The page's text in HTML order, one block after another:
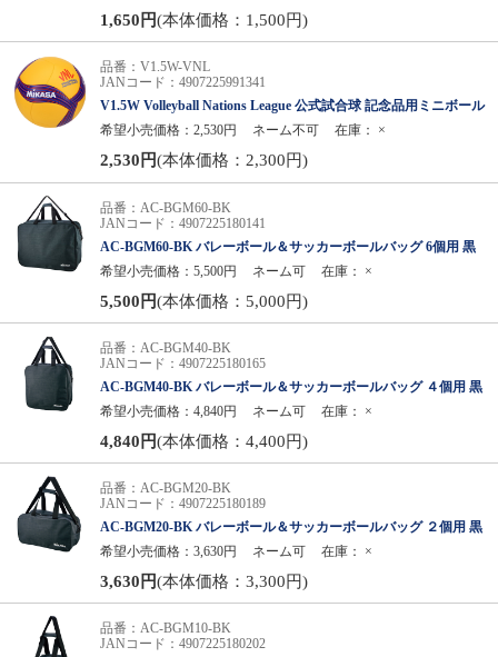
1,650円(本体価格：1,500円)
品番：V1.5W-VNL
JANコード：4907225991341
V1.5W Volleyball Nations League 公式試合球 記念品用ミニボール
希望小売価格：2,530円
ネーム不可 在庫： ×
2,530円(本体価格：2,300円)
品番：AC-BGM60-BK
JANコード：4907225180141
AC-BGM60-BK バレーボール＆サッカーボールバッグ 6個用 黒
希望小売価格：5,500円
ネーム可 在庫： ×
5,500円(本体価格：5,000円)
品番：AC-BGM40-BK
JANコード：4907225180165
AC-BGM40-BK バレーボール＆サッカーボールバッグ ４個用 黒
希望小売価格：4,840円
ネーム可 在庫： ×
4,840円(本体価格：4,400円)
品番：AC-BGM20-BK
JANコード：4907225180189
AC-BGM20-BK バレーボール＆サッカーボールバッグ ２個用 黒
希望小売価格：3,630円
ネーム可 在庫： ×
3,630円(本体価格：3,300円)
品番：AC-BGM10-BK
JANコード：4907225180202